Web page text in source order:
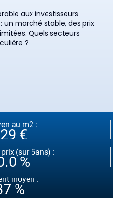
aux investisseurs
un marché stable, des prix
Quels secteurs
?
au m2 :
€
(sur 5ans) :
%
moyen :
%